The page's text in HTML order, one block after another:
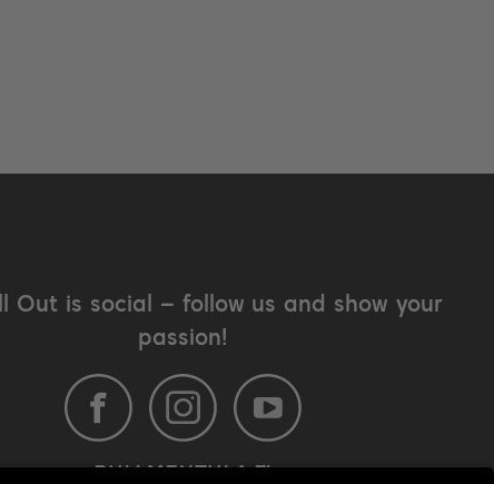
Out is social – follow us and show your
passion!